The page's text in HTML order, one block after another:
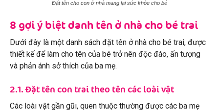
Đặt tên cho con ở nhà mang lại sức khỏe cho bé
8 gợi ý biệt danh tên ở nhà cho bé trai
Dưới đây là một danh sách đặt tên ở nhà cho bé trai, được
thiết kế để làm cho tên của bé trở nên độc đáo, ấn tượng
và phản ánh sở thích của ba mẹ.
2.1. Đặt tên con trai theo tên các loài vật
Các loài vật gần gũi, quen thuộc thường được các ba mẹ